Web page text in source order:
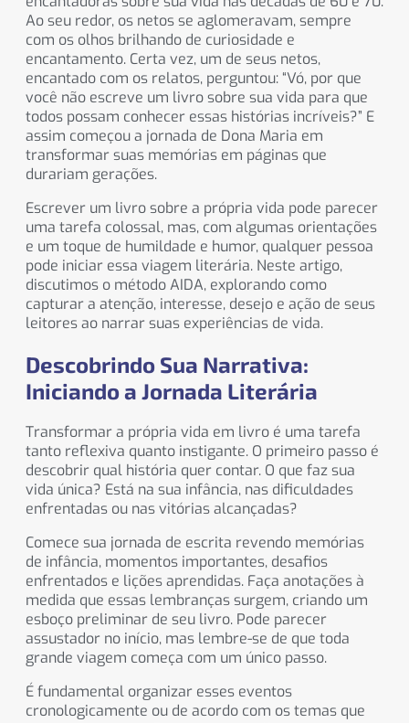
Ao seu redor, os netos se aglomeravam, sempre
com os olhos brilhando de curiosidade e
encantamento. Certa vez, um de seus netos,
encantado com os relatos, perguntou: “Vó, por que
você não escreve um livro sobre sua vida para que
todos possam conhecer essas histórias incríveis?” E
assim começou a jornada de Dona Maria em
transformar suas memórias em páginas que
durariam gerações.
Escrever um livro sobre a própria vida pode parecer
uma tarefa colossal, mas, com algumas orientações
e um toque de humildade e humor, qualquer pessoa
pode iniciar essa viagem literária. Neste artigo,
discutimos o método AIDA, explorando como
capturar a atenção, interesse, desejo e ação de seus
leitores ao narrar suas experiências de vida.
Descobrindo Sua Narrativa:
Iniciando a Jornada Literária
Transformar a própria vida em livro é uma tarefa
tanto reflexiva quanto instigante. O primeiro passo é
descobrir qual história quer contar. O que faz sua
vida única? Está na sua infância, nas dificuldades
enfrentadas ou nas vitórias alcançadas?
Comece sua jornada de escrita revendo memórias
de infância, momentos importantes, desafios
enfrentados e lições aprendidas. Faça anotações à
medida que essas lembranças surgem, criando um
esboço preliminar de seu livro. Pode parecer
assustador no início, mas lembre-se de que toda
grande viagem começa com um único passo.
É fundamental organizar esses eventos
cronologicamente ou de acordo com os temas que